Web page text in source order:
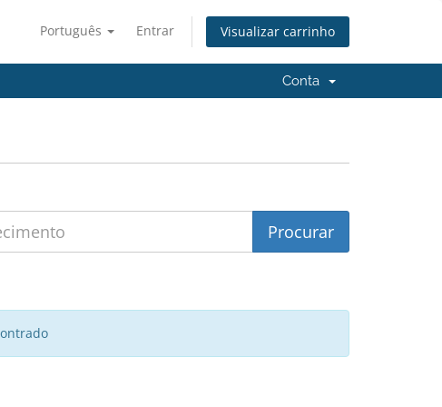
Português Entrar Visualizar carrinho
Conta